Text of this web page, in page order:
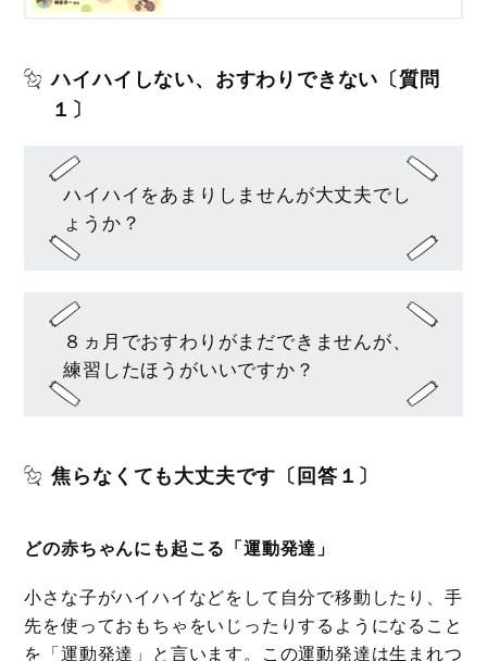
ハイハイしない、おすわりできない〔質問
１〕
ハイハイをあまりしませんが大丈夫でし
ょうか？
８ヵ月でおすわりがまだできませんが、
練習したほうがいいですか？
焦らなくても大丈夫です〔回答１〕
どの赤ちゃんにも起こる「運動発達」
小さな子がハイハイなどをして自分で移動したり、手
先を使っておもちゃをいじったりするようになること
を「運動発達」と言います。この運動発達は生まれつ